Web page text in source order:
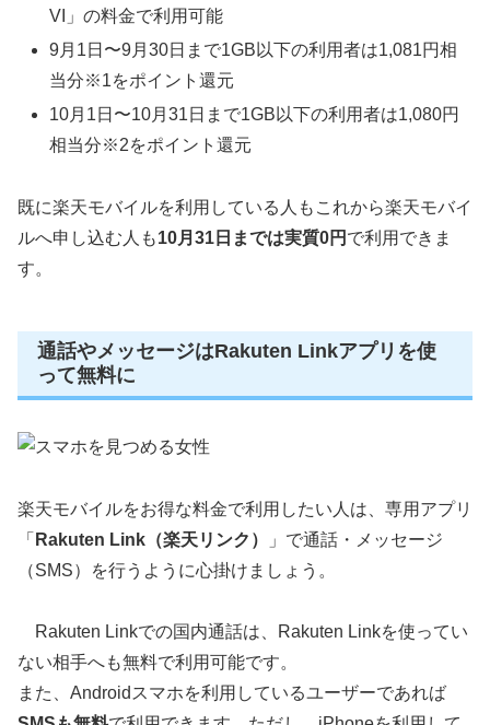
VI」の料金で利用可能
9月1日〜9月30日まで1GB以下の利用者は1,081円相
当分※1をポイント還元
10月1日〜10月31日まで1GB以下の利用者は1,080円
相当分※2をポイント還元
既に楽天モバイルを利用している人もこれから楽天モバイ
ルへ申し込む人も10月31日までは実質0円 で利用できま
す。
通話やメッセージはRakuten Linkアプリを使
って無料に
楽天モバイルをお得な料金で利用したい人は、専用アプリ
「 Rakuten Link（楽天リンク）
」で通話・メッセージ
（SMS）を行うように心掛けましょう。
Rakuten Linkでの国内通話は、Rakuten Linkを使ってい
ない相手へも無料で利用可能です。
また、Androidスマホを利用しているユーザーであれば